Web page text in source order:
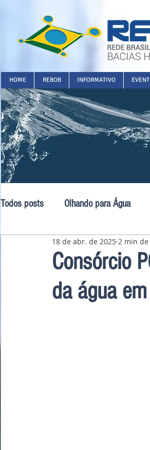
HOME REBOB INFORMATIVO
Todos posts Olhando para Água
Pavilhão Latino-Americano
Consórcio
da água
18 de abr. de 2025 2 min